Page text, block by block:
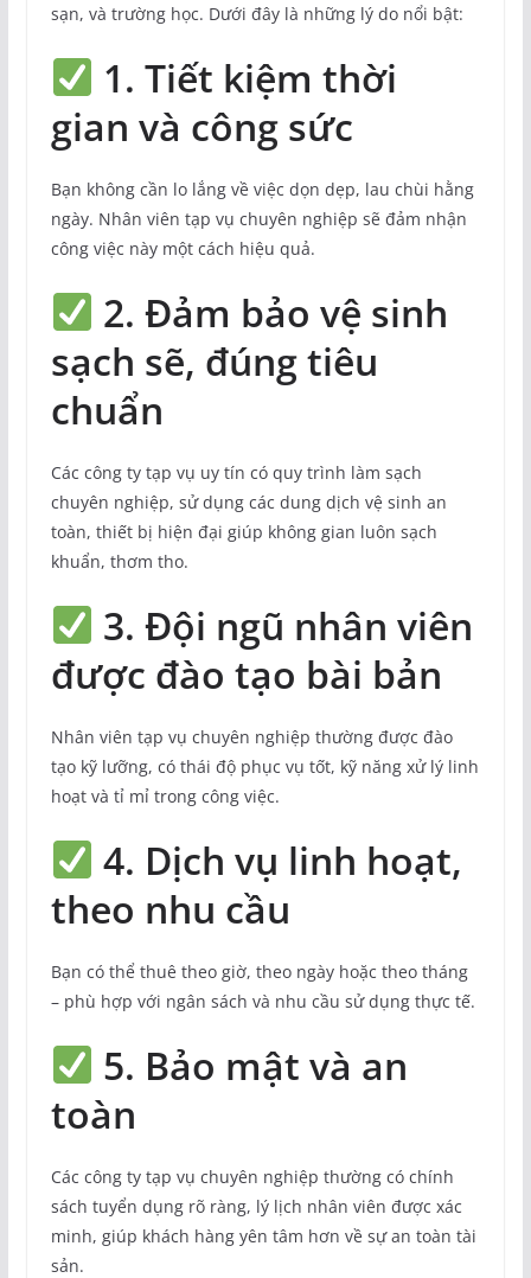
sạn, và trường học. Dưới đây là những lý do nổi bật:
1. Tiết kiệm thời
gian và công sức
Bạn không cần lo lắng về việc dọn dẹp, lau chùi hằng
ngày. Nhân viên tạp vụ chuyên nghiệp sẽ đảm nhận
công việc này một cách hiệu quả.
2. Đảm bảo vệ sinh
sạch sẽ, đúng tiêu
chuẩn
Các công ty tạp vụ uy tín có quy trình làm sạch
chuyên nghiệp, sử dụng các dung dịch vệ sinh an
toàn, thiết bị hiện đại giúp không gian luôn sạch
khuẩn, thơm tho.
3. Đội ngũ nhân viên
được đào tạo bài bản
Nhân viên tạp vụ chuyên nghiệp thường được đào
tạo kỹ lưỡng, có thái độ phục vụ tốt, kỹ năng xử lý linh
hoạt và tỉ mỉ trong công việc.
4. Dịch vụ linh hoạt,
theo nhu cầu
Bạn có thể thuê theo giờ, theo ngày hoặc theo tháng
– phù hợp với ngân sách và nhu cầu sử dụng thực tế.
5. Bảo mật và an
toàn
Các công ty tạp vụ chuyên nghiệp thường có chính
sách tuyển dụng rõ ràng, lý lịch nhân viên được xác
minh, giúp khách hàng yên tâm hơn về sự an toàn tài
sản.